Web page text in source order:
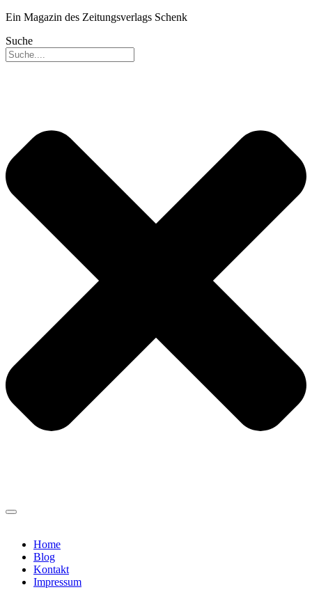
Ein Magazin des Zeitungsverlags Schenk
Suche
Home
Blog
Kontakt
Impressum